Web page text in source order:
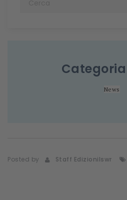
Categoria
News
Posted by Staff Edizionilswr